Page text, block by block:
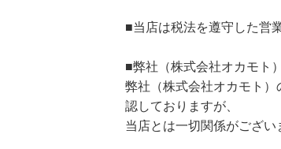
■当店は税法を遵守した営
■弊社（株式会社オカモト
弊社（株式会社オカモト
認しておりますが、
当店とは一切関係がござい